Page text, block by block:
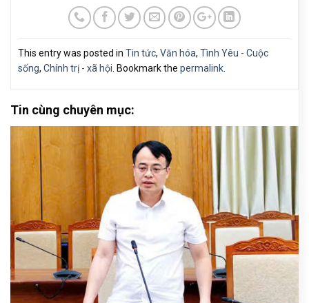
This entry was posted in Tin tức, Văn hóa, Tình Yêu - Cuộc
sống, Chính trị - xã hội . Bookmark the permalink
Tin cùng chuyên mục: